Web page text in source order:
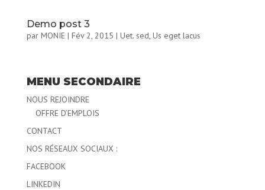
Demo post 3
par MONIE | Fév 2, 2015 | Uet. sed Us eget lacus
MENU SECONDAIRE
NOUS REJOINDRE
OFFRE D’EMPLOIS
CONTACT
NOS RÉSEAUX SOCIAUX :
FACEBOOK
LINKEDIN